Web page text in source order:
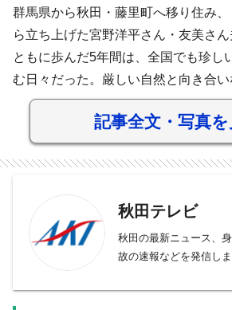
群馬県から秋田・藤里町へ移り住み
ら立ち上げた宮野洋平さん・友美さ
ともに歩んだ5年間は、全国でも珍し
む日々だった。厳しい自然と向き合
記事全文・写真を
秋田テレビ
秋田の最新ニュース、
故の速報などを発信しま